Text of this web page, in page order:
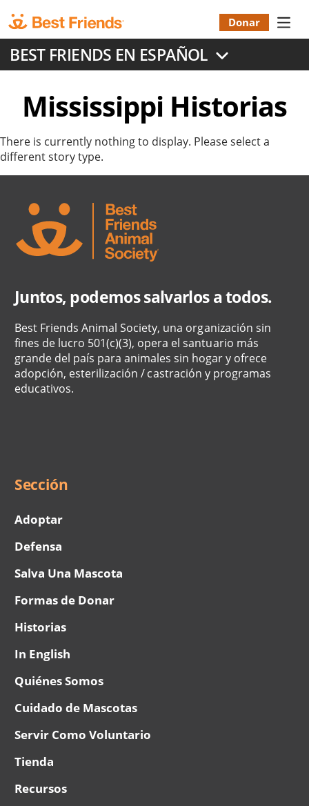
to
main
content
Menu
Donar
BEST FRIENDS EN ESPAÑOL
Mississippi Historias
There is currently nothing to display. Please select a
different story type.
Juntos, podemos salvarlos a todos.
Best Friends Animal Society, una organización sin
fines de lucro 501(c)(3), opera el santuario más
grande del país para animales sin hogar y ofrece
adopción, esterilización / castración y programas
educativos.
Menu
Sección
Adoptar
Defensa
Salva Una Mascota
Formas de Donar
Historias
In English
Quiénes Somos
Cuidado de Mascotas
Servir Como Voluntario
Tienda
Recursos